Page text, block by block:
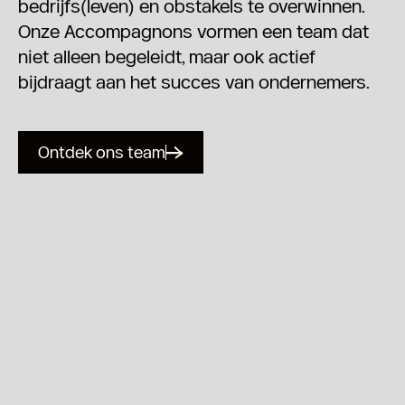
bedrijfs(leven) en obstakels te overwinnen.
Onze Accompagnons vormen een team dat
niet alleen begeleidt, maar ook actief
bijdraagt aan het succes van ondernemers.
Ontdek ons team